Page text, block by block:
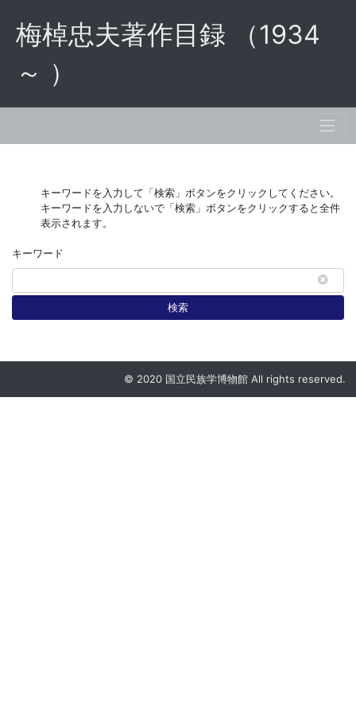
梅棹忠夫著作目録 （1934
～ ）
キーワードを入力して「検索」ボタンをクリックしてください。
キーワードを入力しないで「検索」ボタンをクリックすると全件
表示されます。
キーワード
検索
© 2020 国立民族学博物館 All rights reserved.